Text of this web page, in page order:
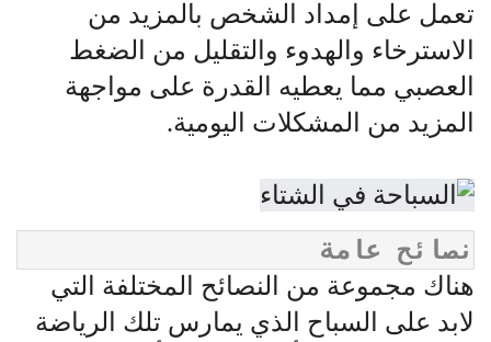
تعمل على إمداد الشخص بالمزيد من
الاسترخاء والهدوء والتقليل من الضغط
العصبي مما يعطيه القدرة على مواجهة
المزيد من المشكلات اليومية.
نصائح عامة
هناك مجموعة من النصائح المختلفة التي
لابد على السباح الذي يمارس تلك الرياضة